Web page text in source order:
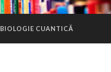
BIOLOGIE CUANTICĂ